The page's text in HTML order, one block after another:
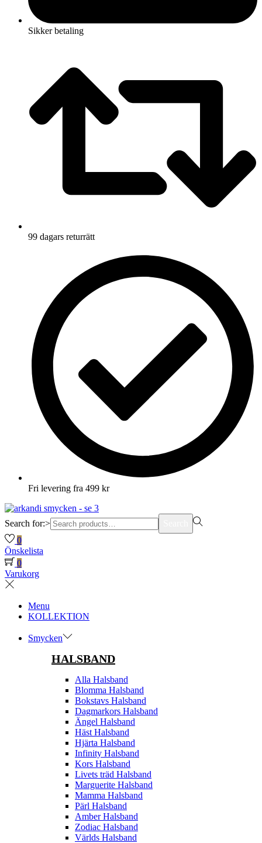
Sikker betaling
99 dagars returrätt
Fri levering fra 499 kr
Search for:>
0
Önskelista
0
Varukorg
Menu
KOLLEKTION
Smycken
HALSBAND
Alla Halsband
Blomma Halsband
Bokstavs Halsband
Dagmarkors Halsband
Ängel Halsband
Häst Halsband
Hjärta Halsband
Infinity Halsband
Kors Halsband
Livets träd Halsband
Marguerite Halsband
Mamma Halsband
Pärl Halsband
Amber Halsband
Zodiac Halsband
Världs Halsband